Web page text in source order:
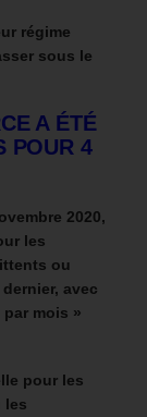
régime
sous le
A ÉTÉ
POUR 4
2020,
les
ou
avec
mois »
pour les
les